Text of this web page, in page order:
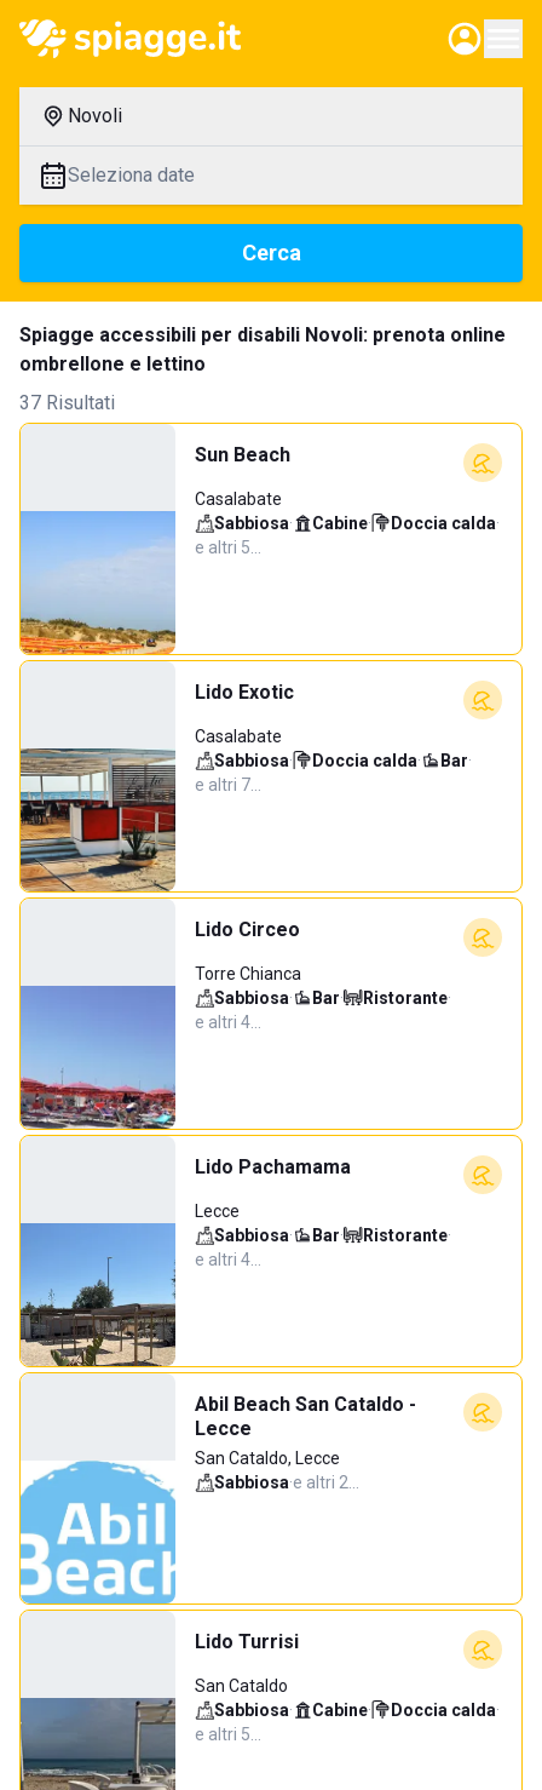
Novoli
Seleziona date
Cerca
Spiagge accessibili per disabili Novoli: prenota online
ombrellone e lettino
37 Risultati
Sun Beach
Casalabate
Sabbiosa· Cabine· Doccia calda·
e altri 5…
Lido Exotic
Casalabate
Sabbiosa· Doccia calda· Bar·
e altri 7…
Lido Circeo
Torre Chianca
Sabbiosa· Bar· Ristorante·
e altri 4…
Lido Pachamama
Lecce
Sabbiosa· Bar· Ristorante·
e altri 4…
Abil Beach San Cataldo -
Lecce
San Cataldo, Lecce
Sabbiosa·e altri 2…
Lido Turrisi
San Cataldo
Sabbiosa· Cabine· Doccia calda·
e altri 5…